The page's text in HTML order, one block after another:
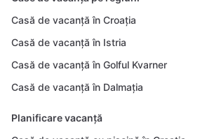
Casă de vacanță în Croația
Casă de vacanță în Istria
Casă de vacanță în Golful Kvarner
Casă de vacanță în Dalmația
Planificare vacanță